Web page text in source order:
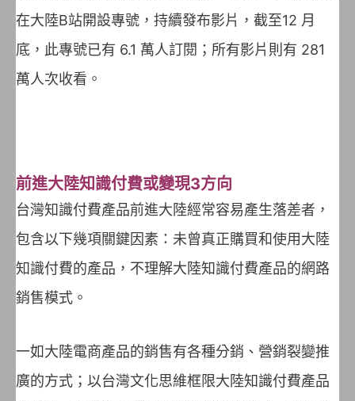
在大陸B站開設專號，持續發布影片，截至12 月
底，此專號已有 6.1 萬人訂閱；所有影片則有 281
萬人次收看。
前進大陸知識付費或變現3方向
台灣知識付費產品前進大陸經常容易產生落差者，
包含以下幾項關鍵因素：未曾真正購買和使用大陸
知識付費的產品，不理解大陸知識付費產品的網路
銷售模式。
一如大陸電商產品的銷售有各種分銷、營銷裂變推
廣的方式；以台灣文化思維框限大陸知識付費產品